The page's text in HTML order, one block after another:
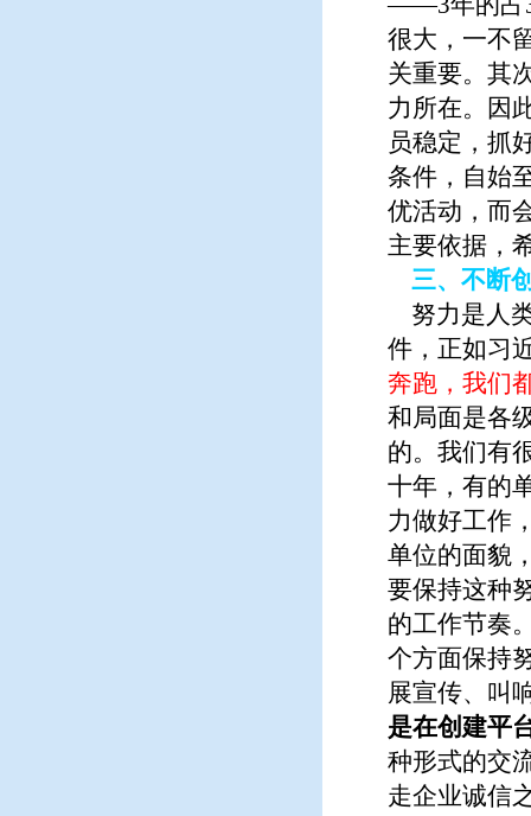
很大，一不
关重要。其
力所在。因
员稳定，抓
条件，自始
优活动，而
主要依据，
三、不断
努力是人
件，正如习
奔跑，我们
和局面是各
的。我们有
十年，有的
力做好工作
单位的面貌
要保持这种
的工作节奏
个方面保持
展宣传、叫
是在创建平
种形式的交
走企业诚信